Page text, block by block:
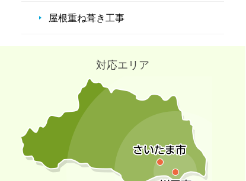
屋根重ね葺き工事
対応エリア